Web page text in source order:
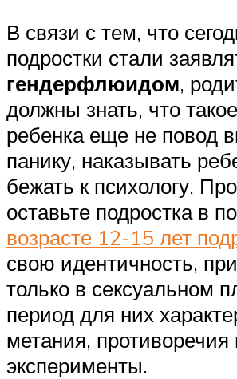
В связи с тем, что
подростки стали
гендерфлюидом,
должны знать, что
ребенка еще не повод
панику, наказывать
бежать к психологу.
оставьте подростка в
возрасте 12-15 лет
свою идентичность,
только в сексуальном
период для них
метания, противоречия
эксперименты.